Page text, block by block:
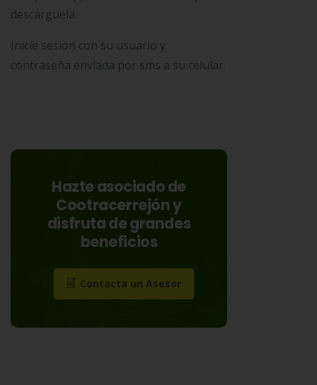
descárguela.
Inicie sesión con su usuario y
contraseña enviada por sms a su celular.
Hazte asociado de
Cootracerrejón y
disfruta de grandes
beneficios
Contacta un Asesor